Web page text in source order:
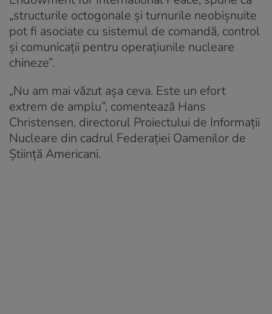
„structurile octogonale și turnurile neobișnuite
pot fi asociate cu sistemul de comandă, control
și comunicații pentru operațiunile nucleare
chineze”.
„Nu am mai văzut așa ceva. Este un efort
extrem de amplu”, comentează Hans
Christensen, directorul Proiectului de Informații
Nucleare din cadrul Federației Oamenilor de
Știință Americani.